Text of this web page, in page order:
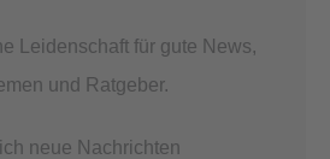
Leidenschaft für gute News,
und Ratgeber.
neue Nachrichten